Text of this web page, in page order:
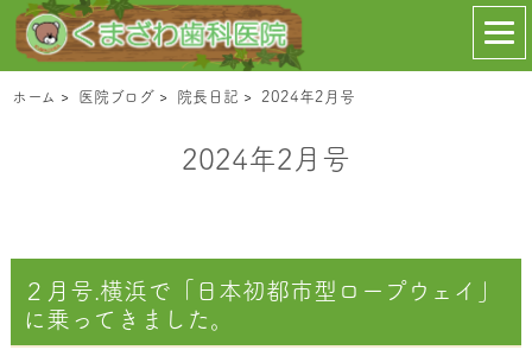
ホーム > 医院ブログ > 院長日記 > 2024年2月号
2024年2月号
２月号.横浜で「日本初都市型ロープウェイ」
に乗ってきました。